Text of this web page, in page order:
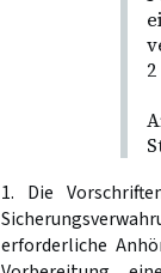
1. Die
erforderliche